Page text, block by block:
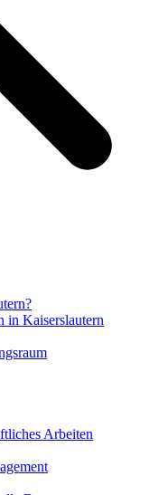
in Kaiserslautern
Arbeiten